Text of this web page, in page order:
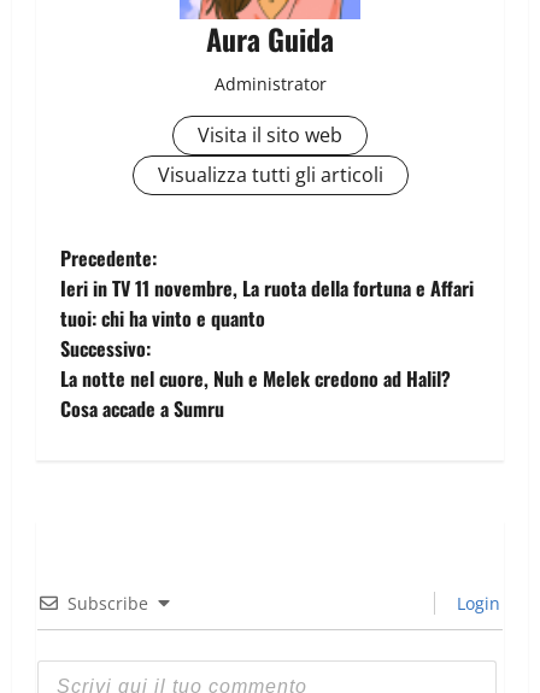
Aura Guida
Administrator
Visita il sito web
Visualizza tutti gli articoli
Precedente:
Ieri in TV 11 novembre, La ruota della fortuna e Affari
tuoi: chi ha vinto e quanto
Successivo:
La notte nel cuore, Nuh e Melek credono ad Halil?
Cosa accade a Sumru
Subscribe Login